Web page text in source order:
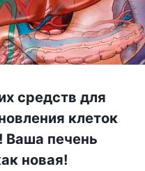
средств для
клеток
Ваша печень
новая!